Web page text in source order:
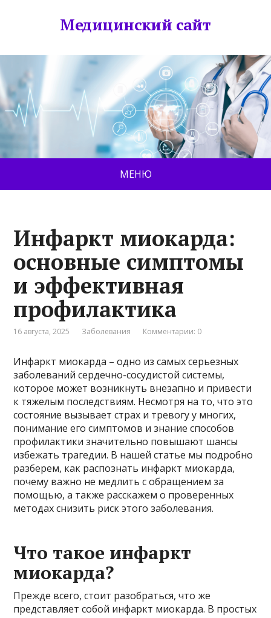
Медицинский сайт
МЕНЮ
Инфаркт миокарда:
основные симптомы
и эффективная
профилактика
16 августа, 2025 Заболевания Комментарии: 0
Инфаркт миокарда – одно из самых серьезных
заболеваний сердечно-сосудистой системы,
которое может возникнуть внезапно и привести
к тяжелым последствиям. Несмотря на то, что это
состояние вызывает страх и тревогу у многих,
понимание его симптомов и знание способов
профилактики значительно повышают шансы
избежать трагедии. В нашей статье мы подробно
разберем, как распознать инфаркт миокарда,
почему важно не медлить с обращением за
помощью, а также расскажем о проверенных
методах снизить риск этого заболевания.
Что такое инфаркт
миокарда?
Прежде всего, стоит разобраться, что же
представляет собой инфаркт миокарда. В простых